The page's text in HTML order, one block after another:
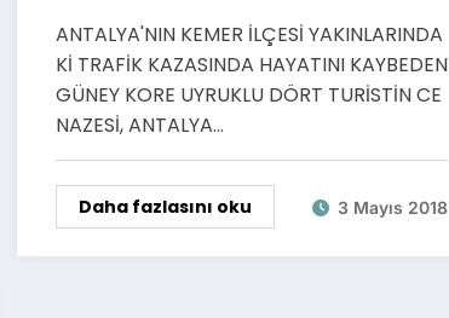
gözyaşları içinde uğurladı
ANTALYA'NIN KEMER İLÇESİ YAKINLARINDA
Kİ TRAFİK KAZASINDA HAYATINI KAYBEDEN
GÜNEY KORE UYRUKLU DÖRT TURİSTİN CE
NAZESİ, ANTALYA…
Daha fazlasını oku 3 Mayıs 2018